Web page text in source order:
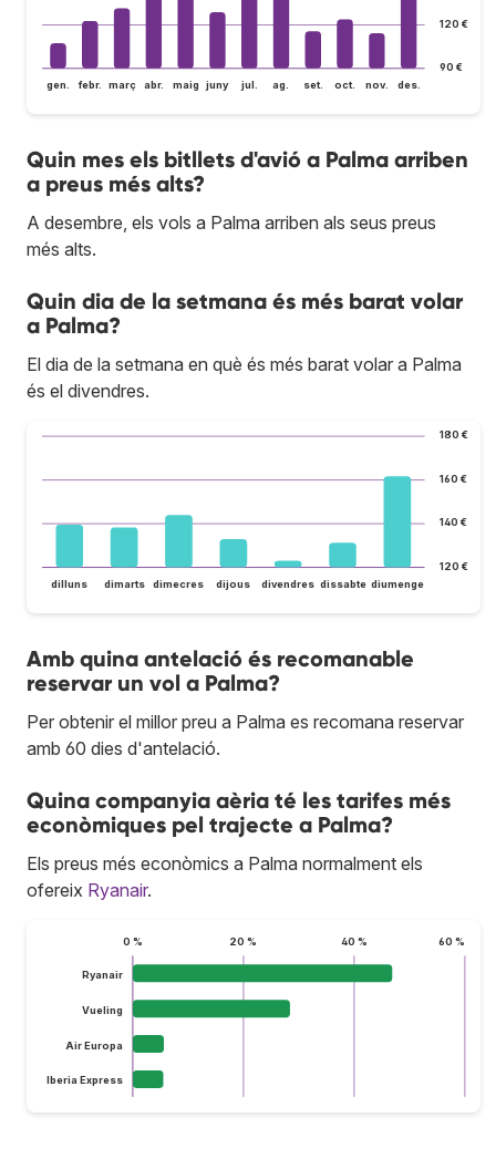
90 €
120 €
gen. febr. març abr. maig juny jul. ag. set. oct. nov. des.
Quin mes els bitllets d'avió a Palma arriben
a preus més alts?
A desembre, els vols a Palma arriben als seus preus
més alts.
Quin dia de la setmana és més barat volar
a Palma?
El dia de la setmana en què és més barat volar a Palma
és el divendres.
120 €
140 €
160 €
180 €
dilluns dimarts dimecres dijous divendres dissabte diumenge
Amb quina antelació és recomanable
reservar un vol a Palma?
Per obtenir el millor preu a Palma es recomana reservar
amb 60 dies d'antelació.
Quina companyia aèria té les tarifes més
econòmiques pel trajecte a Palma?
Els preus més econòmics a Palma normalment els
ofereix Ryanair.
0 % 20 % 40 % 60 %
Ryanair
Vueling
Air Europa
Iberia Express